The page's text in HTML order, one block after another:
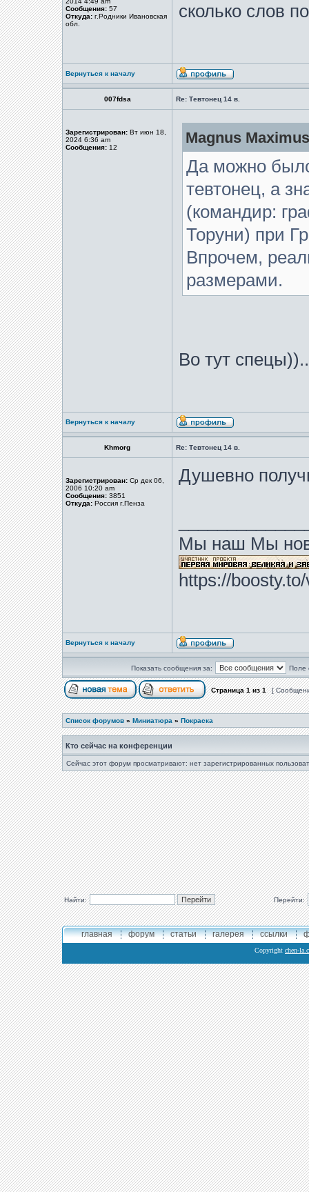
Сообщения: 57
Откуда: г.Родники Ивановская
обл.
сколько слов
Вернуться к началу
007fdsa Re: Тевтонец 14 в.
Зарегистрирован: Вт июн 18,
2024 6:36 am
Сообщения: 12
Magnus
Да можно
тевтонец, а
(командир:
Торуни) при
Впрочем,
размерами.
Во тут
Вернуться к началу
Khmorg Re: Тевтонец 14 в.
Зарегистрирован: Ср дек 06,
2006 10:20 am
Сообщения: 3851
Откуда: Россия г.Пенза
Душевно
Мы наш Мы
https://
Вернуться к началу
Показать сообщения за: Поле
Страница1из1 [
Список форумов » Миниатюра » Покраска
Кто сейчас на конференции
Сейчас этот форум просматривают: нет зарегистрированных
Найти: Перейти:
главная форум статьи галерея ссылки
Copyright chen-